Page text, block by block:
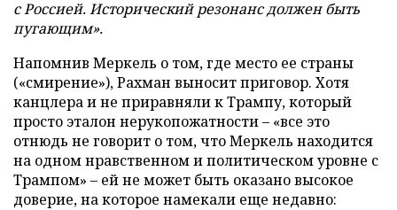
с Россией. Исторический резонанс должен быть
пугающим».
Напомнив Меркель о том, где место ее страны
(«смирение»), Рахман выносит приговор. Хотя
канцлера и не приравняли к Трампу, который
просто эталон нерукопожатности – «все это
отнюдь не говорит о том, что Меркель находится
на одном нравственном и политическом уровне с
Трампом» – ей не может быть оказано высокое
доверие, на которое намекали еще недавно: